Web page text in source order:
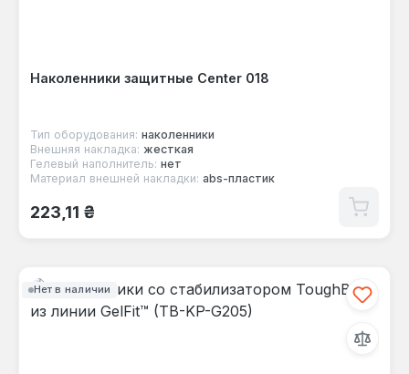
Наколенники защитные Center 018
Тип оборудования: наколенники
Внешняя накладка: жесткая
Гелевый наполнитель: нет
Материал внешней накладки: abs-пластик
Обычная цена:
223,11 ₴
Нет в наличии